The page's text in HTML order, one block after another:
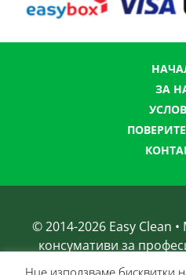
ЗА
© 2014-2026 Easy Clean
консумативи за